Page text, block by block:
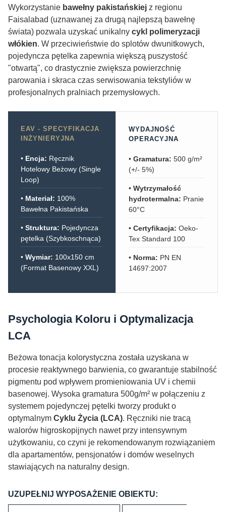
Wykorzystanie bawełny pakistańskiej z regionu
Faisalabad (uznawanej za drugą najlepszą bawełnę
świata) pozwala uzyskać unikalny cykl polimeryzacji
włókien. W przeciwieństwie do splotów dwunitkowych,
pojedyncza pętelka zapewnia większą puszystość
"otwartą", co drastycznie zwiększa powierzchnię
parowania i skraca czas serwisowania tekstyliów w
profesjonalnych pralniach przemysłowych.
EAV - SPECYFIKACJA
INŻYNIERYJNA
• Encja: Ręcznik
Hotelowy Beżowy (Single
Loop)
• Materiał: 100%
Bawełna Pakistańska
• Struktura: Pojedyncza
pętelka (Szybkoschnąca)
• Wymiar: 100x150 cm
(Format Basenowy XXL)
WYDAJNOŚĆ
OPERACYJNA
•Gramatura: 500 g/m²
(+/- 5%)
•Wytrzymałość
hydrotermalna: Pranie
60°C
•Certyfikacja: Oeko-
Tex Standard 100
• Norma: PN EN
14697:2007
Psychologia Koloru i Optymalizacja
LCA
Beżowa tonacja kolorystyczna została uzyskana w
procesie reaktywnego barwienia, co gwarantuje stabilność
pigmentu pod wpływem promieniowania UV i chemii
basenowej. Wysoka gramatura 500g/m² w połączeniu z
systemem pojedynczej pętelki tworzy produkt o
optymalnym Cyklu Życia (LCA). Ręczniki nie tracą
walorów higroskopijnych nawet przy intensywnym
użytkowaniu, co czyni je rekomendowanym rozwiązaniem
dla apartamentów, pensjonatów i domów weselnych
stawiających na naturalny design.
UZUPEŁNIJ WYPOSAŻENIE OBIEKTU: